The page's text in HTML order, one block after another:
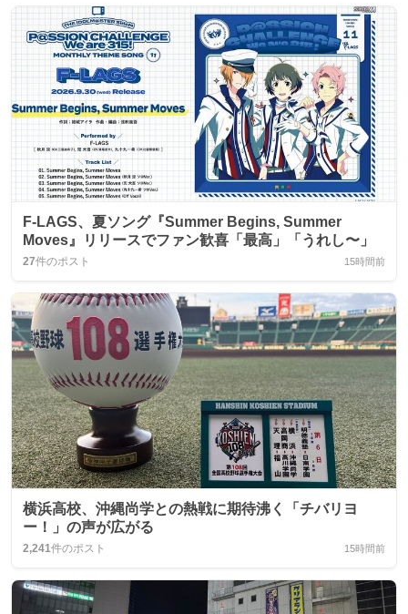
F-LAGS、夏ソング『Summer Begins, Summer
Moves』リリースでファン歓喜「最高」「うれし〜」
27件のポスト 15時間前
横浜高校、沖縄尚学との熱戦に期待沸く「チバリヨ
ー！」の声が広がる
2,241件のポスト 15時間前